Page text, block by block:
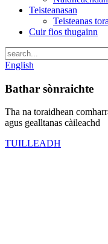
Teisteanasan
Teisteanas
Cuir fios thugainn
English
Bathar sònraichte
Tha na toraidhean
agus gealltanas càileachd
TUILLEADH